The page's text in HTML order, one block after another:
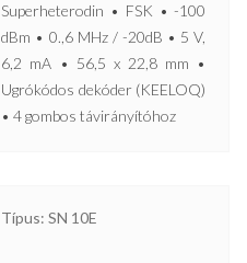
Superheterodin • FSK • -100
dBm • 0.,6 MHz / -20dB • 5 V,
6,2 mA • 56,5 x 22,8 mm •
Ugrókódos dekóder (KEELOQ)
• 4 gombos távirányítóhoz
Típus: SN 10E